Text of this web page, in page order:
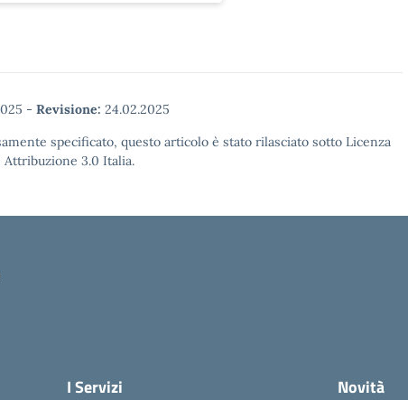
- Revisione: 24.02.2025
specificato, questo articolo è stato rilasciato sotto Licenza
3.0 Italia.
I Servizi Novità